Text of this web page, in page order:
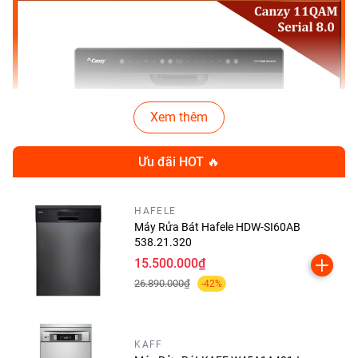
Xem thêm
Ưu đãi HOT 🔥
HAFELE
Máy Rửa Bát Hafele HDW-SI60AB
538.21.320
15.500.000₫
26.890.000₫ -42%
KAFF